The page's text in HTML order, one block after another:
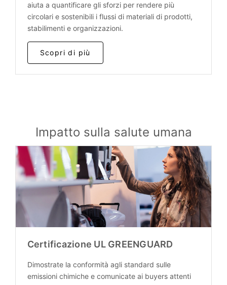
aiuta a quantificare gli sforzi per rendere più
circolari e sostenibili i flussi di materiali di prodotti,
stabilimenti e organizzazioni.
Scopri di più
Impatto sulla salute umana
Certificazione UL GREENGUARD
Dimostrate la conformità agli standard sulle
emissioni chimiche e comunicate ai buyers attenti